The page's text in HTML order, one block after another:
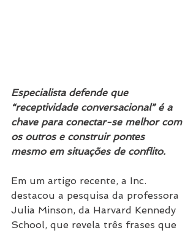
Especialista defende que
“receptividade conversacional” é a
chave para conectar-se melhor com
os outros e construir pontes
mesmo em situações de conflito.
Em um artigo recente, a Inc.
destacou a pesquisa da professora
Julia Minson, da Harvard Kennedy
School, que revela três frases que